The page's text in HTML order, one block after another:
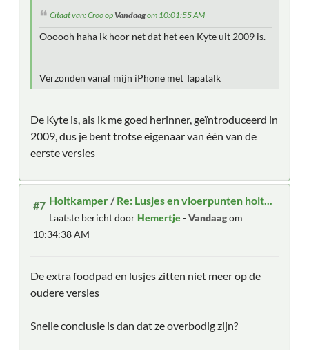
Citaat van: Croo opVandaagom 10:01:55 AM
Oooooh haha ik hoor net dat het een Kyte uit 2009 is.
Verzonden vanaf mijn iPhone met Tapatalk
De Kyte is, als ik me goed herinner, geïntroduceerd in
2009, dus je bent trotse eigenaar van één van de
eerste versies
#7 Holtkamper /Re: Lusjes en vloerpunten holt...
Laatste bericht doorHemertje-Vandaagom
10:34:38 AM
De extra foodpad en lusjes zitten niet meer op de
oudere versies
Snelle conclusie is dan dat ze overbodig zijn?